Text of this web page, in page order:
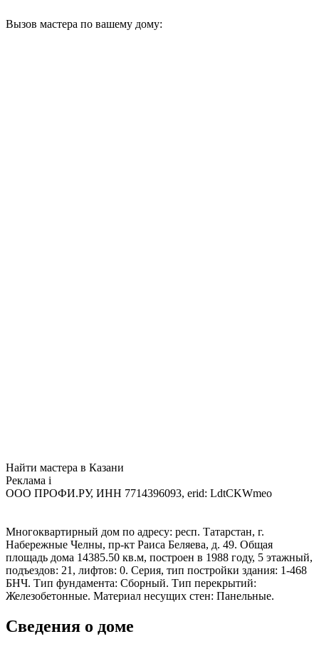
Вызов мастера по вашему дому:
Найти мастера в Казани
Реклама i
ООО ПРОФИ.РУ, ИНН 7714396093, erid: LdtCKWmeo
Многоквартирный дом по адресу: респ. Татарстан, г.
Набережные Челны, пр-кт Раиса Беляева, д. 49. Общая
площадь дома 14385.50 кв.м, построен в 1988 году, 5 этажный,
подъездов: 21, лифтов: 0. Серия, тип постройки здания: 1-468
БНЧ. Тип фундамента: Сборный. Тип перекрытий:
Железобетонные. Материал несущих стен: Панельные.
Сведения о доме